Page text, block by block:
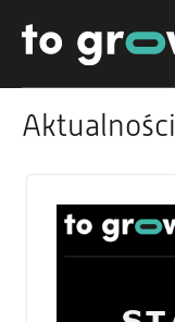
Aktualności